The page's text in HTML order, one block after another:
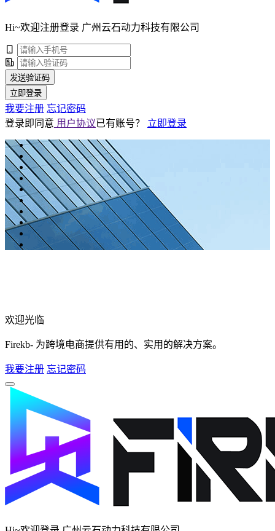
Hi~欢迎注册登录 广州云石动力科技有限公司
发送验证码
立即登录
我要注册 忘记密码
登录即同意 用户协议已有账号？ 立即登录
欢迎光临
Firekb- 为跨境电商提供有用的、实用的解决方案。
我要注册 忘记密码